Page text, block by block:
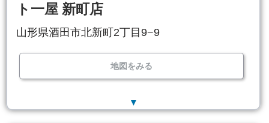
ト一屋 新町店
山形県酒田市北新町2丁目9−9
地図をみる
▼